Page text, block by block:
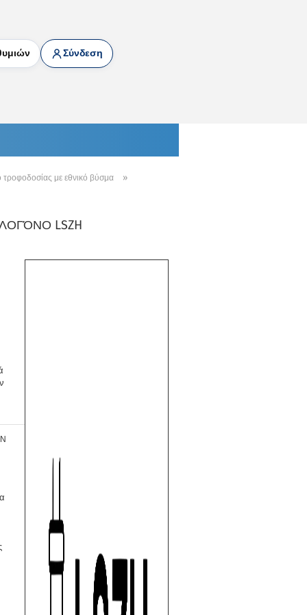
Σύνδεση
τροφοδοσίας με εθνικό βύσμα »
LSZH